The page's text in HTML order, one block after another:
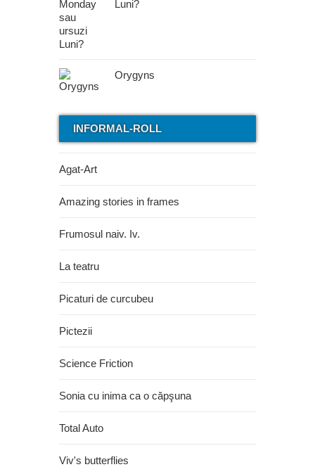
Luni?
Orygyns
INFORMAL-ROLL
Agat-Art
Amazing stories in frames
Frumosul naiv. Iv.
La teatru
Picaturi de curcubeu
Pictezii
Science Friction
Sonia cu inima ca o căpşuna
Total Auto
Viv's butterflies